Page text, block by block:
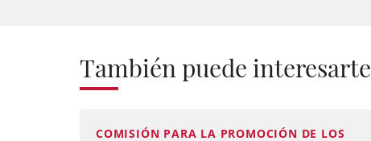
También puede interesarte
COMISIÓN PARA LA PROMOCIÓN DE LOS